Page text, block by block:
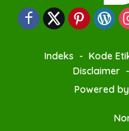
Indeks Kode
Disclaimer
Powered